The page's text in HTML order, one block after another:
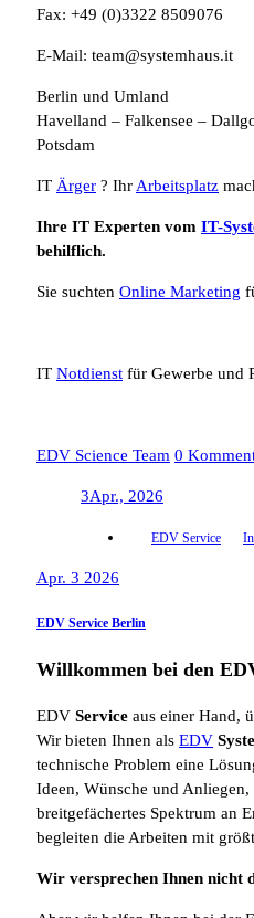
Fax: +49 (0)3322 8509076
E-Mail: team@systemhaus.it
Berlin und Umland
Havelland – Falkensee –
Potsdam
IT Ärger ? Ihr Arbeitsplatz
Ihre IT Experten vom IT-
behilflich.
Sie suchten Online Marketing
IT Notdienst für Gewerbe und
EDV Science Team 0
3Apr., 2026
EDV Service
Apr. 3 2026
EDV Service Berlin
Willkommen bei den
EDV Service aus einer Hand,
Wir bieten Ihnen als EDV
technische Problem eine
Ideen, Wünsche und
breitgefächertes Spektrum an
begleiten die Arbeiten mit
Wir versprechen Ihnen nicht